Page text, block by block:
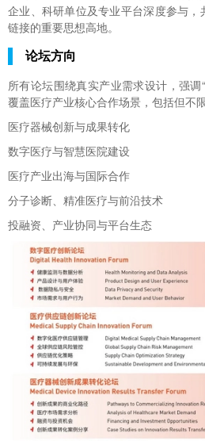
企业、科研单位及专业平台深度参与
链接的重要思想高地。
论坛方向
所有论坛围绕真实产业需求设计，强调
覆盖医疗产业核心合作场景，包括但不
医疗器械创新与成果转化
数字医疗与智慧医院建设
医疗产业出海与国际合作
分子诊断、精准医疗与前沿技术
投融资、产业协同与平台生态